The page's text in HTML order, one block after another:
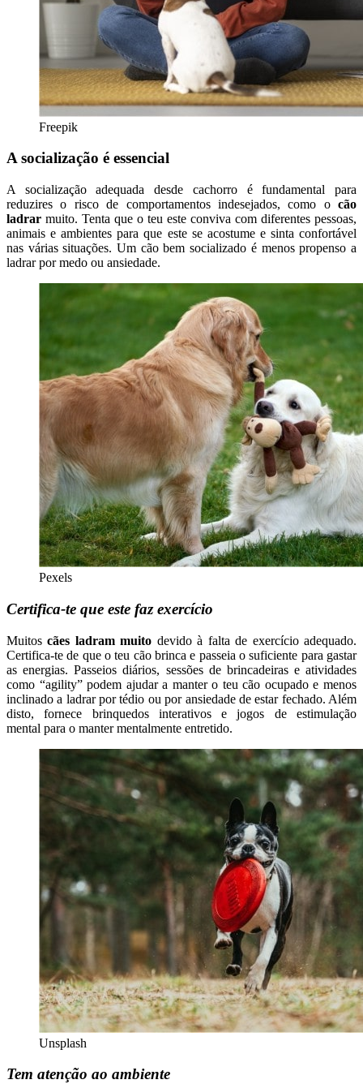
Freepik
A socialização é essencial
A socialização adequada desde cachorro é fundamental para
reduzires o risco de comportamentos indesejados, como o cão
ladrar muito. Tenta que o teu este conviva com diferentes pessoas,
animais e ambientes para que este se acostume e sinta confortável
nas várias situações. Um cão bem socializado é menos propenso a
ladrar por medo ou ansiedade.
Pexels
Certifica-te que este faz exercício
Muitoscães ladram muito devido à falta de exercício adequado.
Certifica-te de que o teu cão brinca e passeia o suficiente para gastar
as energias. Passeios diários, sessões de brincadeiras e atividades
como “agility” podem ajudar a manter o teu cão ocupado e menos
inclinado a ladrar por tédio ou por ansiedade de estar fechado. Além
disto, fornece brinquedos interativos e jogos de estimulação
mental para o manter mentalmente entretido.
Unsplash
Tem atenção ao ambiente